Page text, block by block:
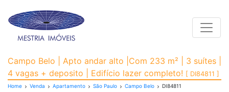
Apartamento para
Campo Belo | Apto andar alto |Com 233 m² | 3 suítes |
4 vagas + deposito | Edifício lazer completo! [ DI84811 ]
Home Venda Apartamento São Paulo Campo Belo DI84811